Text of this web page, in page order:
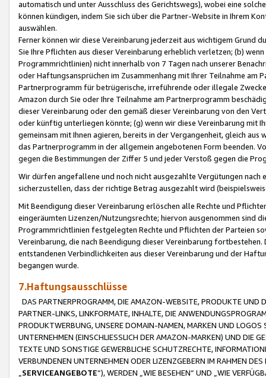
automatisch und unter Ausschluss des Gerichtswegs), wobei eine
können kündigen, indem Sie sich über die Partner-Website in Ihrem
auswählen.
Ferner können wir diese Vereinbarung jederzeit aus wichtigem Grund
Sie Ihre Pflichten aus dieser Vereinbarung erheblich verletzen; (b)
Programmrichtlinien) nicht innerhalb von 7 Tagen nach unserer
oder Haftungsansprüchen im Zusammenhang mit Ihrer Teilnahme am
Partnerprogramm für betrügerische, irreführende oder illegale
Amazon durch Sie oder Ihre Teilnahme am Partnerprogramm
dieser Vereinbarung oder den gemäß dieser Vereinbarung von den
oder künftig unterliegen könnte; (g) wenn wir diese Vereinbarung mit
gemeinsam mit Ihnen agieren, bereits in der Vergangenheit, gleich
das Partnerprogramm in der allgemein angebotenen Form beenden.
gegen die Bestimmungen der Ziffer 5 und jeder Verstoß gegen die
Wir dürfen angefallene und noch nicht ausgezahlte Vergütungen
sicherzustellen, dass der richtige Betrag ausgezahlt wird
Mit Beendigung dieser Vereinbarung erlöschen alle Rechte und
eingeräumten Lizenzen/Nutzungsrechte; hiervon ausgenommen sind
Programmrichtlinien festgelegten Rechte und Pflichten der Parteien
Vereinbarung, die nach Beendigung dieser Vereinbarung
entstandenen Verbindlichkeiten aus dieser Vereinbarung und der
begangen wurde.
7.Haftungsausschlüsse
DAS PARTNERPROGRAMM, DIE AMAZON-WEBSITE, PRODUKTE UND
PARTNER-LINKS, LINKFORMATE, INHALTE, DIE
PRODUKTWERBUNG, UNSERE DOMAIN-NAMEN, MARKEN UND
UNTERNEHMEN (EINSCHLIESSLICH DER AMAZON-MARKEN) UND DIE
TEXTE UND SONSTIGE GEWERBLICHE SCHUTZRECHTE,
VERBUNDENEN UNTERNEHMEN ODER LIZENZGEBERN IM RAHMEN
SERVICEANGEBOTE“), WERDEN „WIE BESEHEN“ UND „WIE